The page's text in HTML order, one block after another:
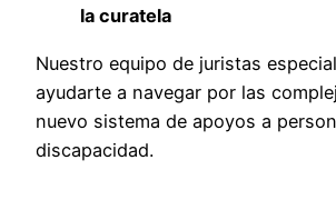
la curatela
Nuestro equipo de juristas
ayudarte a navegar por las
nuevo sistema de apoyos a
discapacidad.